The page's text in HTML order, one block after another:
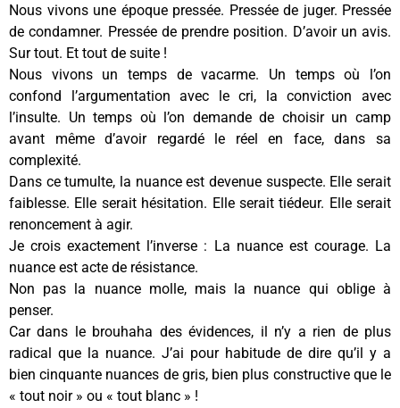
Nous vivons une époque pressée. Pressée de juger. Pressée
de condamner. Pressée de prendre position. D’avoir un avis.
Sur tout. Et tout de suite !
Nous vivons un temps de vacarme. Un temps où l’on
confond l’argumentation avec le cri, la conviction avec
l’insulte. Un temps où l’on demande de choisir un camp
avant même d’avoir regardé le réel en face, dans sa
complexité.
Dans ce tumulte, la nuance est devenue suspecte. Elle serait
faiblesse. Elle serait hésitation. Elle serait tiédeur. Elle serait
renoncement à agir.
Je crois exactement l’inverse : La nuance est courage. La
nuance est acte de résistance.
Non pas la nuance molle, mais la nuance qui oblige à
penser.
Car dans le brouhaha des évidences, il n’y a rien de plus
radical que la nuance. J’ai pour habitude de dire qu’il y a
bien cinquante nuances de gris, bien plus constructive que le
« tout noir » ou « tout blanc » !